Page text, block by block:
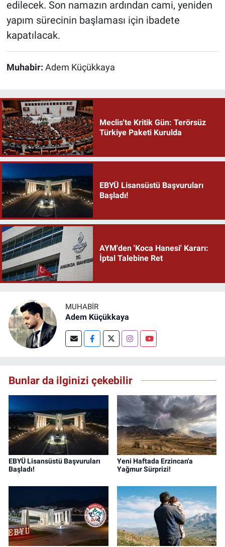
edilecek. Son namazın ardından cami, yeniden
yapım sürecinin başlaması için ibadete
kapatılacak.
Muhabir: Adem Küçükkaya
Meclis'te Kritik Gün: Terörsüz
Türkiye Paketi Kurulda
EBYÜ Lisansüstü Başvuruları
Başladı!
AYM'den 'Koca Hanesi' Kararı:
İptal Talebine Ret
MUHABIR
Adem Küçükkaya
Bunlar da ilginizi çekebilir
EBYÜ Lisansüstü Başvuruları
Başladı!
Yeni Haftada Erzincan'a
Yağmur Sürprizi!